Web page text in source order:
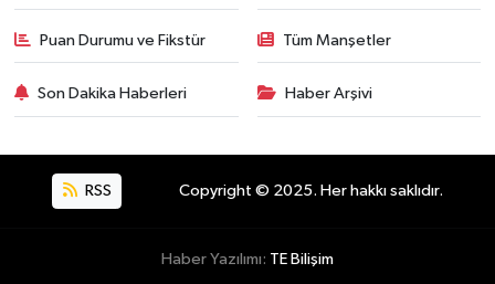
Puan Durumu ve Fikstür Tüm Manşetler
Son Dakika Haberleri Haber Arşivi
RSS Copyright © 2025. Her hakkı saklıdır.
Haber Yazılımı: TE Bilişim